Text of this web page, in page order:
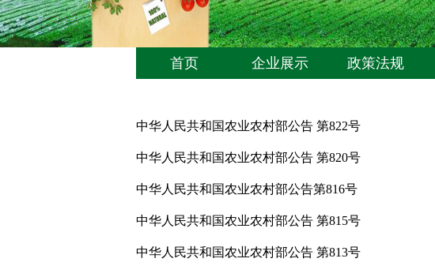
首页 企业展示 政策法规
中华人民共和国农业农村部公告 第822号
中华人民共和国农业农村部公告 第820号
中华人民共和国农业农村部公告第816号
中华人民共和国农业农村部公告 第815号
中华人民共和国农业农村部公告 第813号